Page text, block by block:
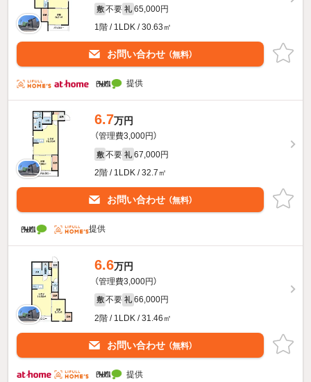
敷 不要 礼 65,000円
1階 / 1LDK / 30.63㎡
お問い合わせ （無料）
提供
6.7万円
（管理費3,000円）
敷 不要 礼 67,000円
2階 / 1LDK / 32.7㎡
お問い合わせ （無料）
提供
6.6万円
（管理費3,000円）
敷 不要 礼 66,000円
2階 / 1LDK / 31.46㎡
お問い合わせ （無料）
提供